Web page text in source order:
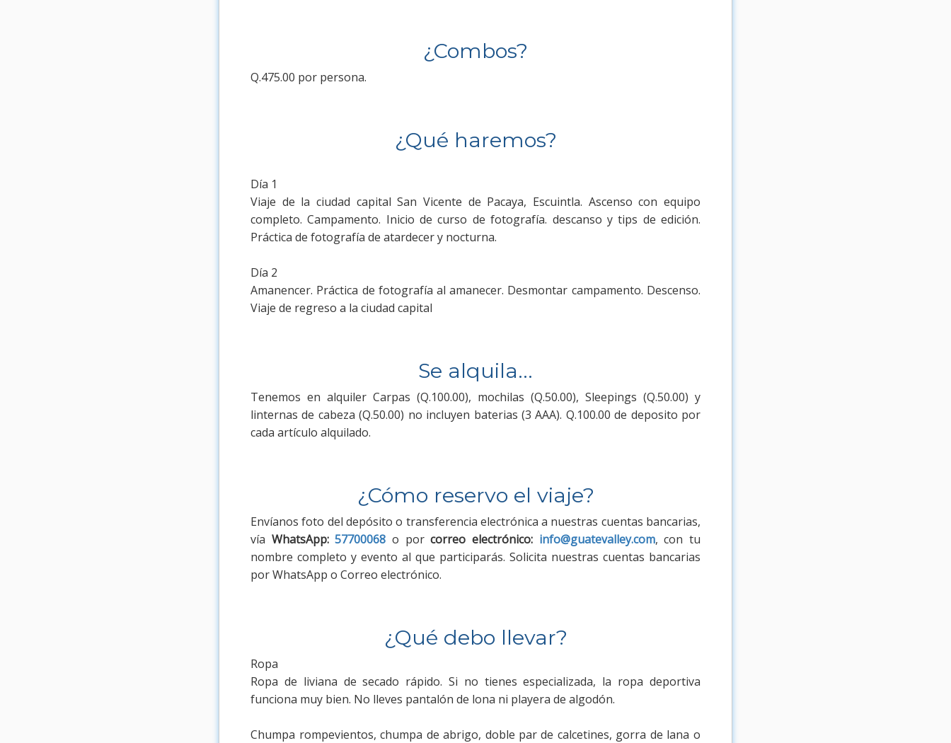
¿Combos?
Q.475.00 por persona.
¿Qué haremos?
Día 1
Viaje de la ciudad capital San Vicente de Pacaya, Escuintla. Ascenso con equipo
completo. Campamento. Inicio de curso de fotografía. descanso y tips de edición.
Práctica de fotografía de atardecer y nocturna.
Día 2
Amanencer. Práctica de fotografía al amanecer. Desmontar campamento. Descenso.
Viaje de regreso a la ciudad capital
Se alquila...
Tenemos en alquiler Carpas (Q.100.00), mochilas (Q.50.00), Sleepings (Q.50.00) y
linternas de cabeza (Q.50.00) no incluyen baterias (3 AAA). Q.100.00 de deposito por
cada artículo alquilado.
¿Cómo reservo el viaje?
Envíanos foto del depósito o transferencia electrónica a nuestras cuentas bancarias,
vía WhatsApp: 57700068 o porcorreo electrónico: info@guatevalley.com, con tu
nombre completo y evento al que participarás. Solicita nuestras cuentas bancarias
por WhatsApp o Correo electrónico.
¿Qué debo llevar?
Ropa
Ropa de liviana de secado rápido. Si no tienes especializada, la ropa deportiva
funciona muy bien. No lleves pantalón de lona ni playera de algodón.
Chumpa rompevientos, chumpa de abrigo, doble par de calcetines, gorra de lana o